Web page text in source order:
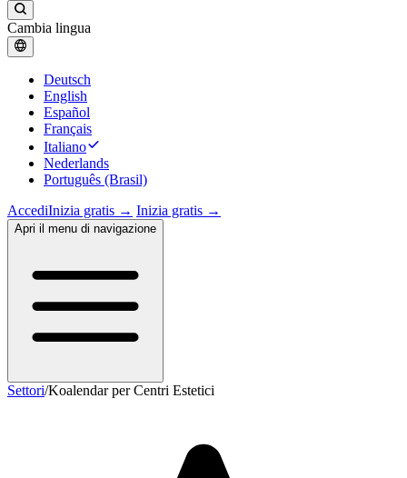
Cambia lingua
Deutsch
English
Español
Français
Italiano
Nederlands
Português (Brasil)
AccediInizia gratis → Inizia gratis →
Apri il menu di navigazione
Settori/Koalendar per Centri Estetici